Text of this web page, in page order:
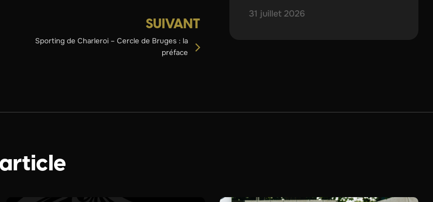
SUIVANT
Sporting de Charleroi – Cercle de Bruges : la
préface
31 juillet 2026